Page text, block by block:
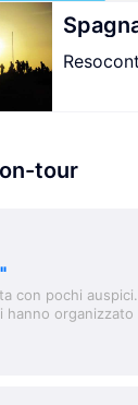
tour
con pochi
organizzato